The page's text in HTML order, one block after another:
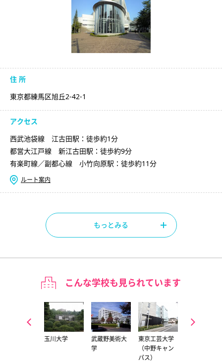
住 所
東京都練馬区旭丘2-42-1
アクセス
西武池袋線 江古田駅：徒歩約1分
都営大江戸線 新江古田駅：徒歩約9分
有楽町線／副都心線 小竹向原駅：徒歩約11分
ルート案内
もっとみる
こんな学校も見られています
玉川大学
武蔵野美術大
学
東京工芸大学
（中野キャン
パス）